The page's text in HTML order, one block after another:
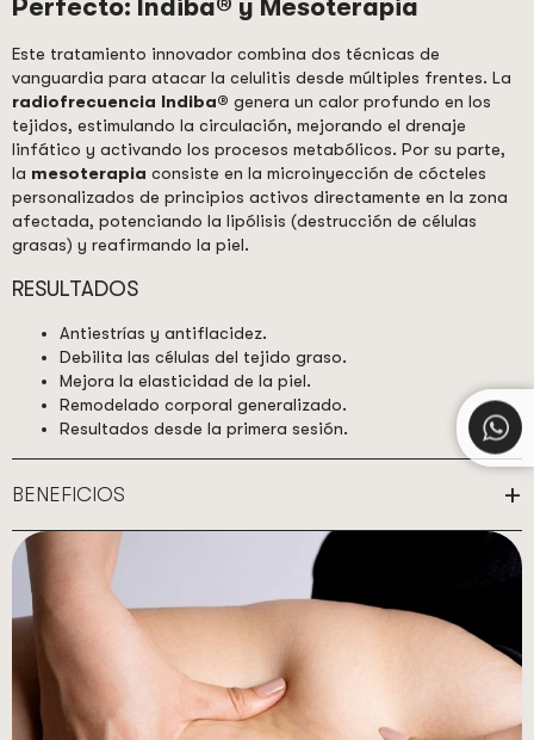
Perfecto: Indiba® y Mesoterapia
Este tratamiento innovador combina dos técnicas de
vanguardia para atacar la celulitis desde múltiples frentes. La
radiofrecuencia Indiba® genera un calor profundo en los
tejidos, estimulando la circulación, mejorando el drenaje
linfático y activando los procesos metabólicos. Por su parte,
la mesoterapia consiste en la microinyección de cócteles
personalizados de principios activos directamente en la zona
afectada, potenciando la lipólisis (destrucción de células
grasas) y reafirmando la piel.
RESULTADOS
Antiestrías y antiflacidez.
Debilita las células del tejido graso.
Mejora la elasticidad de la piel.
Remodelado corporal generalizado.
Resultados desde la primera sesión.
BENEFICIOS